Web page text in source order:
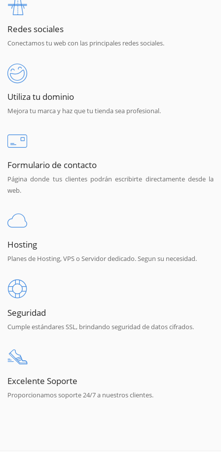
Redes sociales
Conectamos tu web con las principales redes sociales.
Utiliza tu dominio
Mejora tu marca y haz que tu tienda sea profesional.
Formulario de contacto
Página donde tus clientes podrán escribirte directamente desde la
web.
Hosting
Planes de Hosting, VPS o Servidor dedicado. Segun su necesidad.
Seguridad
Cumple estándares SSL, brindando seguridad de datos cifrados.
Excelente Soporte
Proporcionamos soporte 24/7 a nuestros clientes.